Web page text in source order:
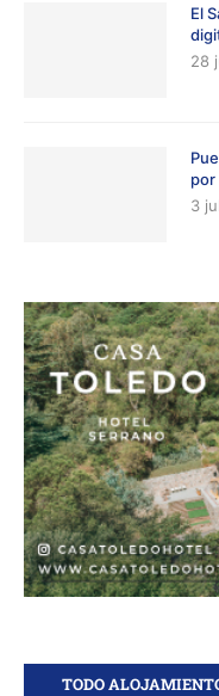
El
28
por
3
TODO